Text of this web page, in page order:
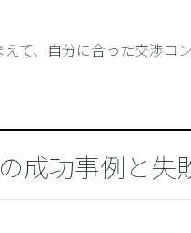
て、自分に合った交渉コ
成功事例と失